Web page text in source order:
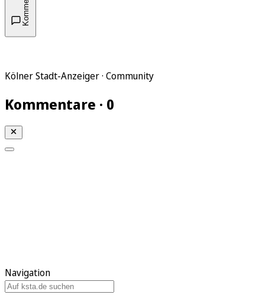
Kölner Stadt-Anzeiger · Community
Kommentare · 0
Navigation